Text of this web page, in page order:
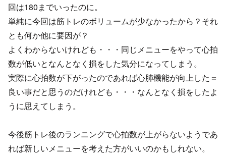
回は180までいったのに。
単純に今回は筋トレのボリュームが少なかったから？それ
とも何か他に要因が？
よくわからないけれども・・・同じメニューをやって心拍
数が低いとなんとなく損をした気分になってしまう。
実際に心拍数が下がったのであれば心肺機能が向上した＝
良い事だと思うのだけれども・・・なんとなく損をしたよ
うに思えてしまう。
今後筋トレ後のランニングで心拍数が上がらないようであ
れば新しいメニューを考えた方がいいのかもしれない。